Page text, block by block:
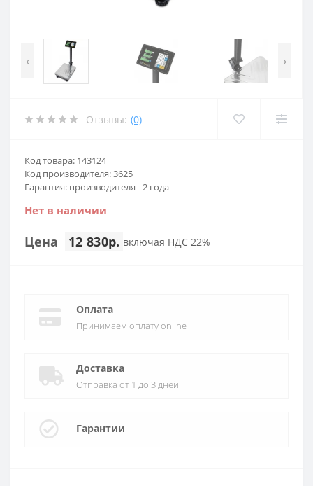
‹ ›
Отзывы: (0)
Код товара: 143124
Код производителя: 3625
Гарантия: производителя - 2 года
Нет в наличии
Цена 12 830р. включая НДС 22%
Оплата
Принимаем оплату online
Доставка
Отправка от 1 до 3 дней
Гарантии